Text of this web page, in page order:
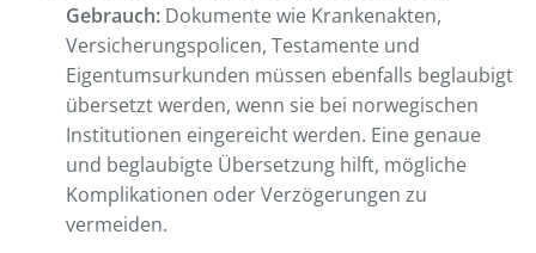
Gebrauch: Dokumente wie Krankenakten,
Versicherungspolicen, Testamente und
Eigentumsurkunden müssen ebenfalls beglaubigt
übersetzt werden, wenn sie bei norwegischen
Institutionen eingereicht werden. Eine genaue
und beglaubigte Übersetzung hilft, mögliche
Komplikationen oder Verzögerungen zu
vermeiden.